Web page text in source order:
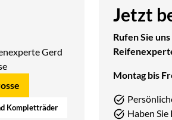
Kompletträder
Jetzt
Rufen Sie
Montag bis
Haben